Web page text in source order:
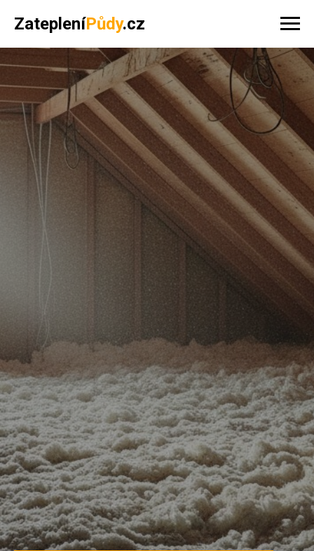
ZatepleníPůdy.cz